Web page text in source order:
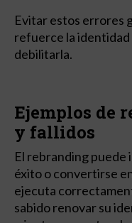
Evitar estos errores
refuerce la identidad
debilitarla.
Ejemplos de
y fallidos
El rebranding puede
éxito o convertirse
ejecuta
sabido renovar su